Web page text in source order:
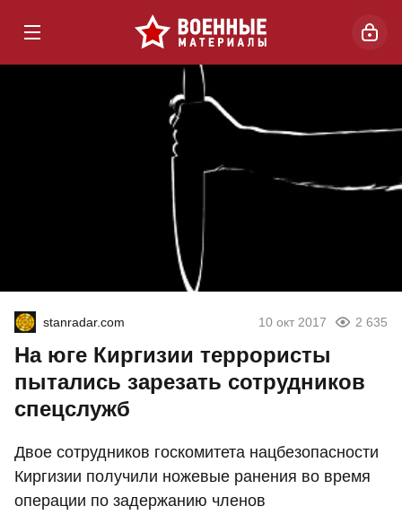
stanradar.com 10 окт 2017 2 635
На юге Киргизии террористы
пытались зарезать сотрудников
спецслужб
Двое сотрудников госкомитета нацбезопасности
Киргизии получили ножевые ранения во время
операции по задержанию членов